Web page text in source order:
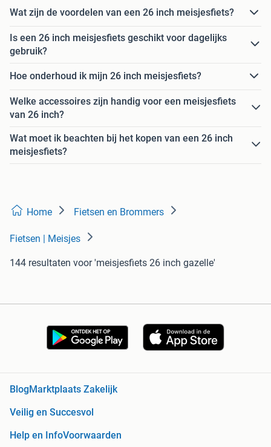
Wat zijn de voordelen van een 26 inch meisjesfiets?
Is een 26 inch meisjesfiets geschikt voor dagelijks
gebruik?
Hoe onderhoud ik mijn 26 inch meisjesfiets?
Welke accessoires zijn handig voor een meisjesfiets
van 26 inch?
Wat moet ik beachten bij het kopen van een 26 inch
meisjesfiets?
Home Fietsen en Brommers
Fietsen | Meisjes
144 resultaten voor 'meisjesfiets 26 inch gazelle'
BlogMarktplaats Zakelijk
Veilig en Succesvol
Help en InfoVoorwaarden